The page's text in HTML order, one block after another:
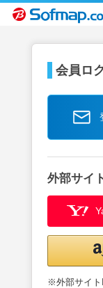
会員ロ
外部サイ
※外部サイト